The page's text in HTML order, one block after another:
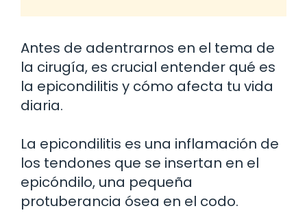
Antes de adentrarnos en el tema de
la cirugía, es crucial entender qué es
la epicondilitis y cómo afecta tu vida
diaria.
La epicondilitis es una inflamación de
los tendones que se insertan en el
epicóndilo, una pequeña
protuberancia ósea en el codo.